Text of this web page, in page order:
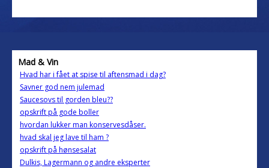
Mad & Vin
Hvad har i fået at spise til aftensmad i dag?
Savner god nem julemad
Saucesovs til gorden bleu??
opskrift på gode boller
hvordan lukker man konservesdåser.
hvad skal jeg lave til ham ?
opskrift på hønsesalat
Dulkis, Lagermann og andre eksperter